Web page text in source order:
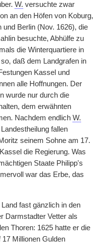
W. versuchte zwar
an den Höfen von Koburg,
Berlin (Nov. 1626), die
besuchte, Abhülfe zu
die Winterquartiere in
daß dem Landgrafen in
Kassel und
alle Hoffnungen. Der
wurde nur durch die
dem erwähnten
Nachdem endlich W.
fallen
seinem Sohne am 17.
die Regierung. Was
Staate Philipp's
war das Erbe, das
fast gänzlich in den
Darmstadter Vetter als
Thoren: 1625 hatte er die
Millionen Gulden